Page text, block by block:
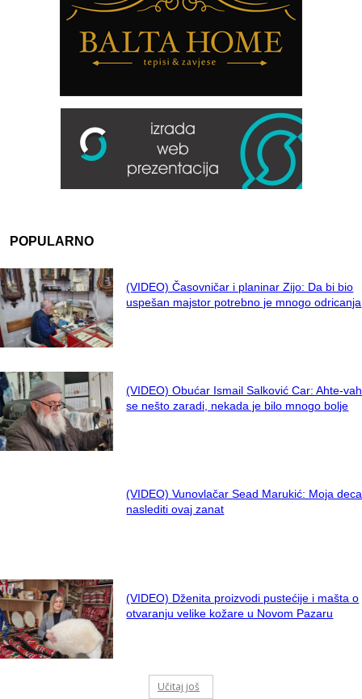
POPULARNO
(VIDEO) Časovničar i planinar Zijo: Da bi bio
uspešan majstor potrebno je mnogo odricanja
(VIDEO) Obućar Ismail Salković Car: Ahte-
se nešto zaradi, nekada je bilo mnogo bolje
(VIDEO) Vunovlačar Sead Marukić: Moja
naslediti ovaj zanat
(VIDEO) Dženita proizvodi pustećije i mašta o
otvaranju velike kožare u Novom Pazaru
Učitaj još